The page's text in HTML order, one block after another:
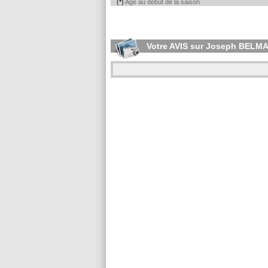
(*) Age au début de la saison
Votre AVIS sur Joseph